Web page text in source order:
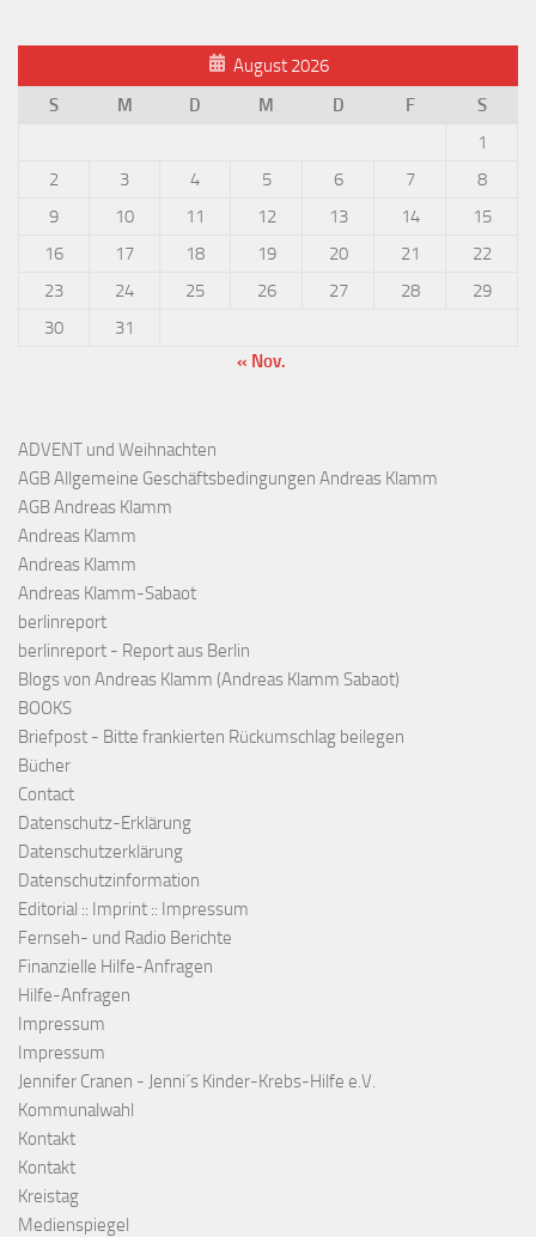
August 2026
S
M D M D F
S
1
2
3 4 5 6 7
8
9
10 11 12 13 14
15
16
17 18 19 20 21
22
23
24 25 26 27 28
29
30
31
« Nov.
ADVENT und Weihnachten
AGB Allgemeine Geschäftsbedingungen Andreas Klamm
AGB Andreas Klamm
Andreas Klamm
Andreas Klamm
Andreas Klamm-Sabaot
berlinreport
berlinreport - Report aus Berlin
Blogs von Andreas Klamm (Andreas Klamm Sabaot)
BOOKS
Briefpost - Bitte frankierten Rückumschlag beilegen
Bücher
Contact
Datenschutz-Erklärung
Datenschutzerklärung
Datenschutzinformation
Editorial :: Imprint :: Impressum
Fernseh- und Radio Berichte
Finanzielle Hilfe-Anfragen
Hilfe-Anfragen
Impressum
Impressum
Jennifer Cranen - Jenni´s Kinder-Krebs-Hilfe e.V.
Kommunalwahl
Kontakt
Kontakt
Kreistag
Medienspiegel